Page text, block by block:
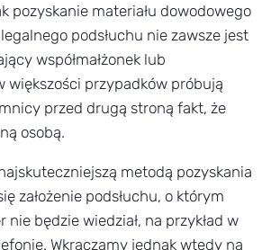
pozyskanie materiału dowodowego
podsłuchu nie zawsze jest
współmałżonek lub
większości przypadków próbują
przed drugą stroną fakt, że
osobą.
metodą pozyskania
założenie podsłuchu, o którym
będzie wiedział, na przykład w
Wkraczamy jednak wtedy na